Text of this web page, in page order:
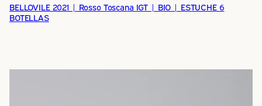
BELLOVILE 2021 | Rosso Toscana IGT | BIO | ESTUCHE 6
BOTELLAS